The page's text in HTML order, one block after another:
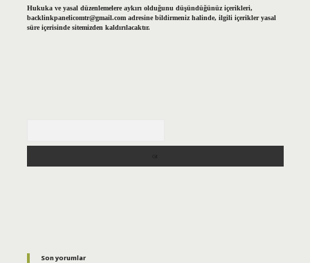
Hukuka ve yasal düzenlemelere aykırı olduğunu düşündüğünüz içerikleri,
backlinkpanelicomtr@gmail.comadresine bildirmeniz halinde, ilgili içerikler yasal
süre içerisinde sitemizden kaldırılacaktır.
Son yorumlar